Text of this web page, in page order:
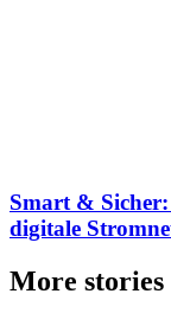
Smart &
digitale
More stories